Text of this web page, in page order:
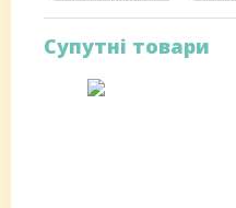
Супутні товари